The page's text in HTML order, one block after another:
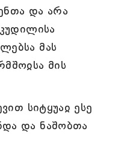
და არა
მას
მის
სიტყუაჲ ესე
და ნაშობთა